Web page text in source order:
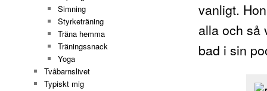
vanligt.
alla och så
bad i sin
Simning
Styrketräning
Träna hemma
Träningssnack
Yoga
Tvåbarnslivet
Typiskt mig